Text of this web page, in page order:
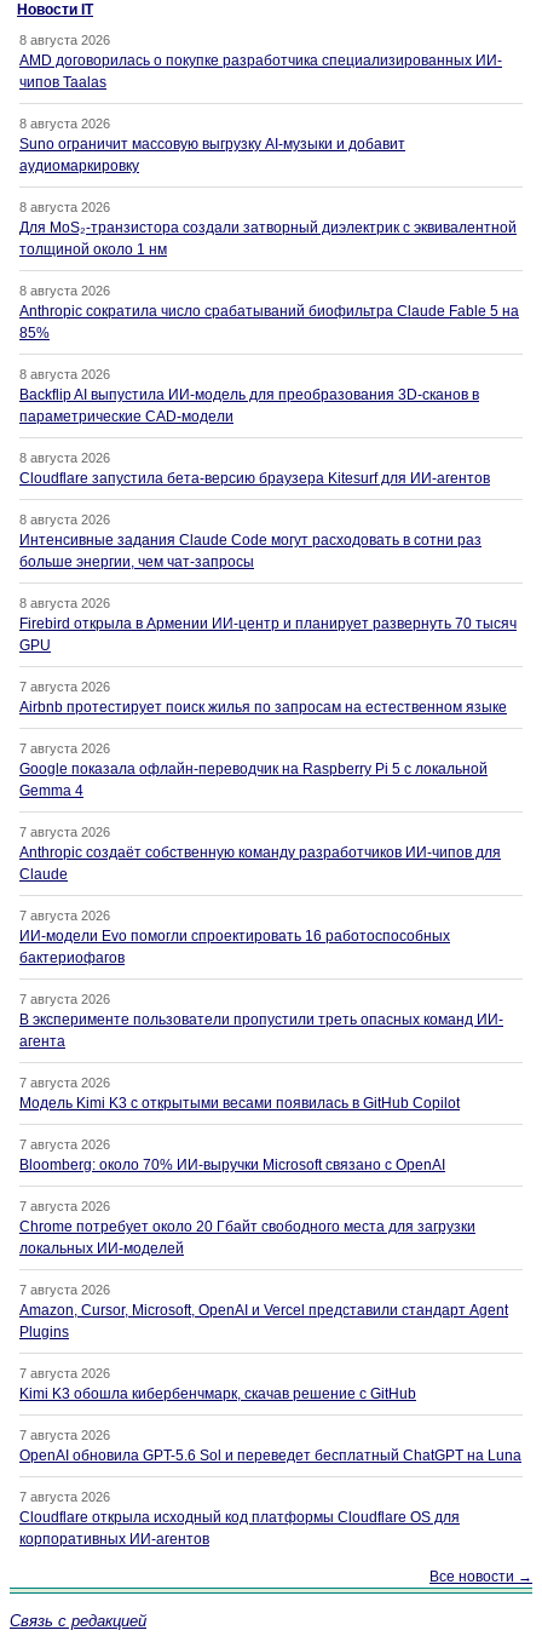
Новости IT
8 августа 2026
AMD договорилась о покупке разработчика специализированных ИИ-
чипов Taalas
8 августа 2026
Suno ограничит массовую выгрузку AI-музыки и добавит
аудиомаркировку
8 августа 2026
Для MoS₂-транзистора создали затворный диэлектрик с эквивалентной
толщиной около 1 нм
8 августа 2026
Anthropic сократила число срабатываний биофильтра Claude Fable 5 на
85%
8 августа 2026
Backflip AI выпустила ИИ-модель для преобразования 3D-сканов в
параметрические CAD-модели
8 августа 2026
Cloudflare запустила бета-версию браузера Kitesurf для ИИ-агентов
8 августа 2026
Интенсивные задания Claude Code могут расходовать в сотни раз
больше энергии, чем чат-запросы
8 августа 2026
Firebird открыла в Армении ИИ-центр и планирует развернуть 70 тысяч
GPU
7 августа 2026
Airbnb протестирует поиск жилья по запросам на естественном языке
7 августа 2026
Google показала офлайн-переводчик на Raspberry Pi 5 с локальной
Gemma 4
7 августа 2026
Anthropic создаёт собственную команду разработчиков ИИ-чипов для
Claude
7 августа 2026
ИИ-модели Evo помогли спроектировать 16 работоспособных
бактериофагов
7 августа 2026
В эксперименте пользователи пропустили треть опасных команд ИИ-
агента
7 августа 2026
Модель Kimi K3 с открытыми весами появилась в GitHub Copilot
7 августа 2026
Bloomberg: около 70% ИИ-выручки Microsoft связано с OpenAI
7 августа 2026
Chrome потребует около 20 Гбайт свободного места для загрузки
локальных ИИ-моделей
7 августа 2026
Amazon, Cursor, Microsoft, OpenAI и Vercel представили стандарт Agent
Plugins
7 августа 2026
Kimi K3 обошла кибербенчмарк, скачав решение с GitHub
7 августа 2026
OpenAI обновила GPT-5.6 Sol и переведет бесплатный ChatGPT на Luna
7 августа 2026
Cloudflare открыла исходный код платформы Cloudflare OS для
корпоративных ИИ-агентов
Все новости →
Связь с редакцией